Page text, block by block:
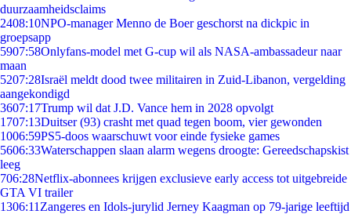
duurzaamheidsclaims
2408:10NPO-manager Menno de Boer geschorst na dickpic in
groepsapp
5907:58Onlyfans-model met G-cup wil als NASA-ambassadeur naar
maan
5207:28Israël meldt dood twee militairen in Zuid-Libanon, vergelding
aangekondigd
3607:17Trump wil dat J.D. Vance hem in 2028 opvolgt
1707:13Duitser (93) crasht met quad tegen boom, vier gewonden
1006:59PS5-doos waarschuwt voor einde fysieke games
5606:33Waterschappen slaan alarm wegens droogte: Gereedschapskist
leeg
706:28Netflix-abonnees krijgen exclusieve early access tot uitgebreide
GTA VI trailer
1306:11 Zangeres en Idols-jurylid Jerney Kaagman op 79-jarige leeftijd